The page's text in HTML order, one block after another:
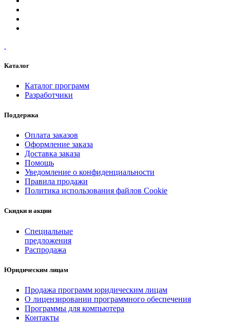
Каталог
Каталог программ
Разработчики
Поддержка
Оплата заказов
Оформление заказа
Доставка заказа
Помощь
Уведомление о конфиденциальности
Правила продажи
Политика использования файлов Cookie
Скидки и акции
Специальные
предложения
Распродажа
Юридическим лицам
Продажа программ юридическим лицам
О лицензировании программного обеспечения
Программы для компьютера
Контакты